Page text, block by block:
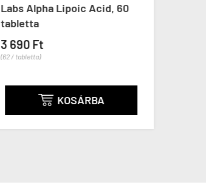
Labs Alpha Lipoic Acid, 60
tabletta
3 690 Ft
(62 / tabletta)
 KOSÁRBA